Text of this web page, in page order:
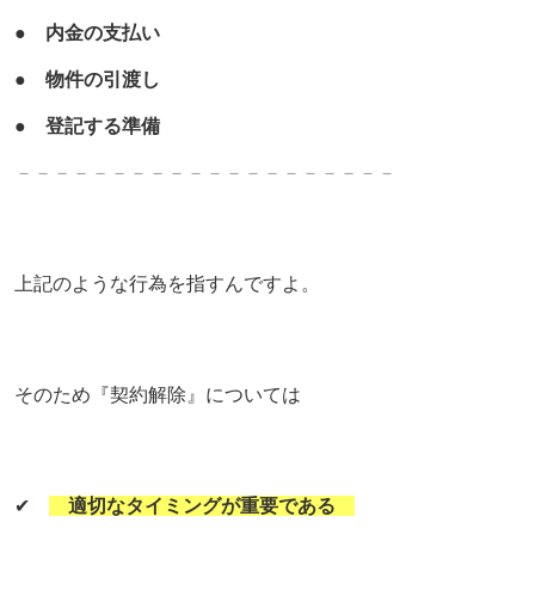
● 内金の支払い
● 物件の引渡し
● 登記する準備
－－－－－－－－－－－－－－－－－－－－
上記のような行為を指すんですよ。
そのため『契約解除』については
✔ 適切なタイミングが重要である